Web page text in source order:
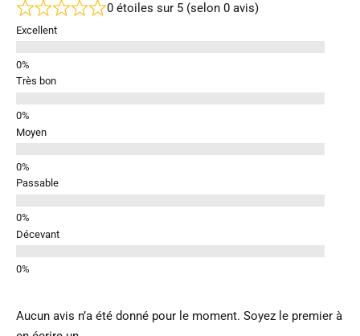
0 étoiles sur 5 (selon 0 avis)
Excellent
Très bon
Moyen
Passable
Décevant
Aucun avis n’a été donné pour le moment. Soyez le premier à